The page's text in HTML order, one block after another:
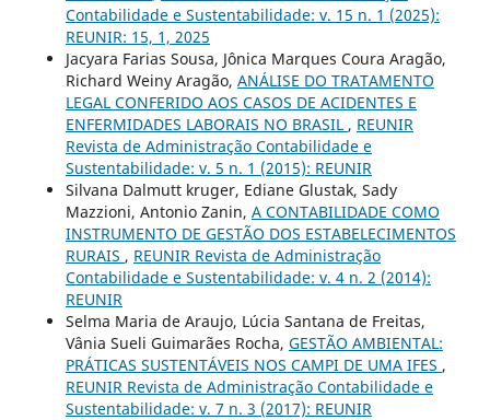
Contabilidade e Sustentabilidade: v. 15 n. 1 (2025):
REUNIR: 15, 1, 2025
Jacyara Farias Sousa, Jônica Marques Coura Aragão,
Richard Weiny Aragão, ANÁLISE DO TRATAMENTO
LEGAL CONFERIDO AOS CASOS DE ACIDENTES E
ENFERMIDADES LABORAIS NO BRASIL , REUNIR
Revista de Administração Contabilidade e
Sustentabilidade: v. 5 n. 1 (2015): REUNIR
Silvana Dalmutt kruger, Ediane Glustak, Sady
Mazzioni, Antonio Zanin, A CONTABILIDADE COMO
INSTRUMENTO DE GESTÃO DOS ESTABELECIMENTOS
RURAIS , REUNIR Revista de Administração
Contabilidade e Sustentabilidade: v. 4 n. 2 (2014):
REUNIR
Selma Maria de Araujo, Lúcia Santana de Freitas,
Vânia Sueli Guimarães Rocha, GESTÃO AMBIENTAL:
PRÁTICAS SUSTENTÁVEIS NOS CAMPI DE UMA IFES ,
REUNIR Revista de Administração Contabilidade e
Sustentabilidade: v. 7 n. 3 (2017): REUNIR